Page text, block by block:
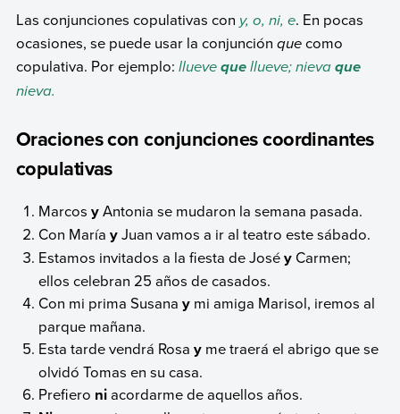
Las conjunciones copulativas con y, o, ni, e. En pocas
ocasiones, se puede usar la conjunción quecomo
copulativa. Por ejemplo: llueve quellueve; nieva que
nieva.
Oraciones con conjunciones coordinantes
copulativas
MarcosyAntonia se mudaron la semana pasada.
Con MaríayJuan vamos a ir al teatro este sábado.
Estamos invitados a la fiesta de Joséy Carmen;
ellos celebran 25 años de casados.
Con mi prima Susanay mi amiga Marisol, iremos al
parque mañana.
Esta tarde vendrá Rosa y me traerá el abrigo que se
olvidó Tomas en su casa.
Prefiero niacordarme de aquellos años.